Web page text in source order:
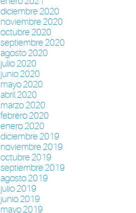
diciembre 2020
noviembre 2020
octubre 2020
septiembre 2020
agosto 2020
julio 2020
junio 2020
mayo 2020
abril 2020
marzo 2020
febrero 2020
enero 2020
diciembre 2019
noviembre 2019
octubre 2019
septiembre 2019
agosto 2019
julio 2019
junio 2019
mayo 2019